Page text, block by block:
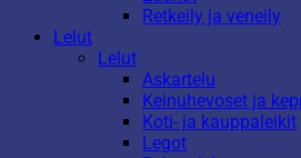
Retkeily ja veneily
Lelut
Lelut
Askartelu
Keinuhevoset ja
Koti- ja kauppaleikit
Legot